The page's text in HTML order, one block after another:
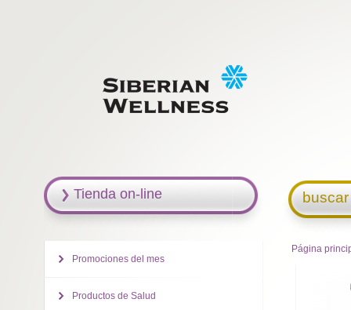
Página
Tienda on-line
Promociones del mes
Productos de Salud